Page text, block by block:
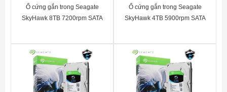
Ổ cứng gắn trong Seagate
SkyHawk 8TB 7200rpm SATA
Ổ cứng gắn trong Seagate
SkyHawk 4TB 5900rpm SATA